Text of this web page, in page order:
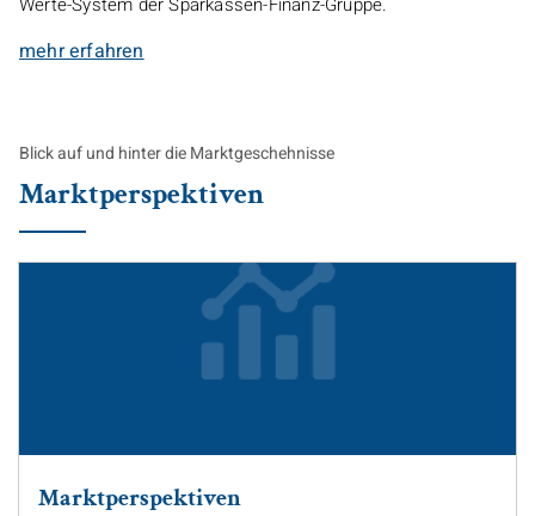
mehr erfahren
Blick auf und hinter die Marktgeschehnisse
Marktperspektiven
Marktperspektiven